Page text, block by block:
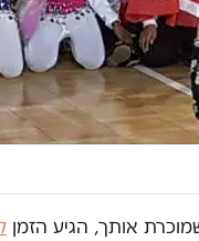
אותך, הגיע הזמן